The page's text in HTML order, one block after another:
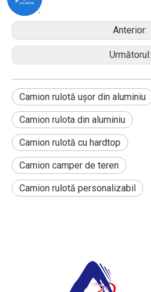
Anterior:
Următorul:
Camion rulotă ușor din aluminiu
Camion rulota din aluminiu
Camion rulotă cu hardtop
Camion camper de teren
Camion rulotă personalizabil